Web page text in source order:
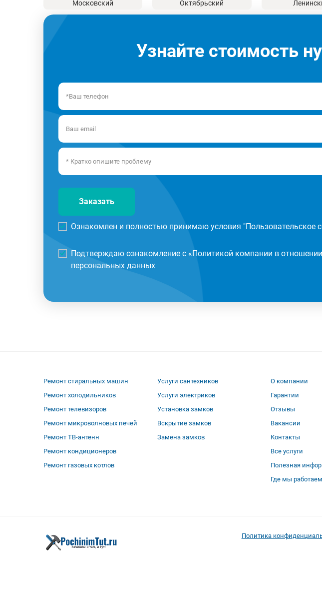
Московский Октябрьский
Узнайте стоимость
Заказать
Ознакомлен и полностью принимаю условия "Пользовательское
Подтверждаю ознакомление с «Политикой компании в
персональных данных
Ремонт стиральных машин
Ремонт холодильников
Ремонт телевизоров
Ремонт микроволновых печей
Ремонт ТВ-антенн
Ремонт кондиционеров
Ремонт газовых котлов
Услуги сантехников
Услуги электриков
Установка замков
Вскрытие замков
Замена замков
О компании
Гарантии
Отзывы
Вакансии
Контакты
Все услуги
Полезная
Где мы работаем
Политика